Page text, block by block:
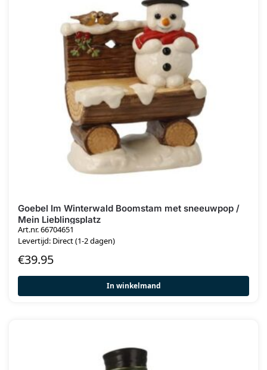
Goebel Im Winterwald Boomstam met sneeuwpop /
Mein Lieblingsplatz
Art.nr. 66704651
Levertijd: Direct (1-2 dagen)
€39.95
In winkelmand